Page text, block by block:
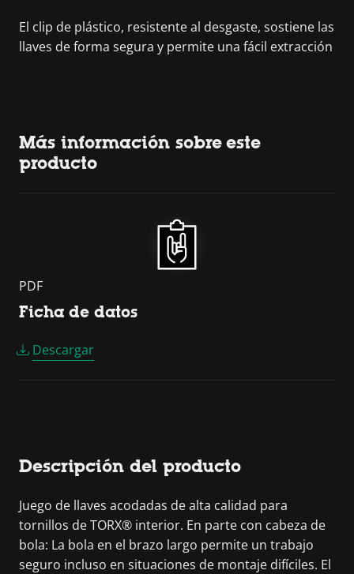
El clip de plástico, resistente al desgaste, sostiene las
llaves de forma segura y permite una fácil extracción
Más información sobre este
producto
PDF
Ficha de datos
Descargar
Descripción del producto
Juego de llaves acodadas de alta calidad para
tornillos de TORX® interior. En parte con cabeza de
bola: La bola en el brazo largo permite un trabajo
seguro incluso en situaciones de montaje difíciles. El